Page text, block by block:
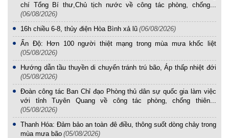
chí Tổng Bí thư,Chủ tịch nước về công tác phòng, chống...
(06/08/2026)
16h chiều 6-8, thủy điện Hòa Bình xả lũ (06/08/2026)
Ấn Độ: Hơn 100 người thiệt mạng trong mùa mưa khốc liệt
(05/08/2026)
Hướng dẫn tầu thuyền di chuyển tránh trú bão, Áp thấp nhiệt đới
(05/08/2026)
Đoàn công tác Ban Chỉ đạo Phòng thủ dân sự quốc gia làm việc
với tỉnh Tuyên Quang về công tác phòng, chống thiên...
(05/08/2026)
Thanh Hóa: Đảm bảo an toàn đê điều, thông suốt dòng chảy trong
mùa mưa bão (05/08/2026)